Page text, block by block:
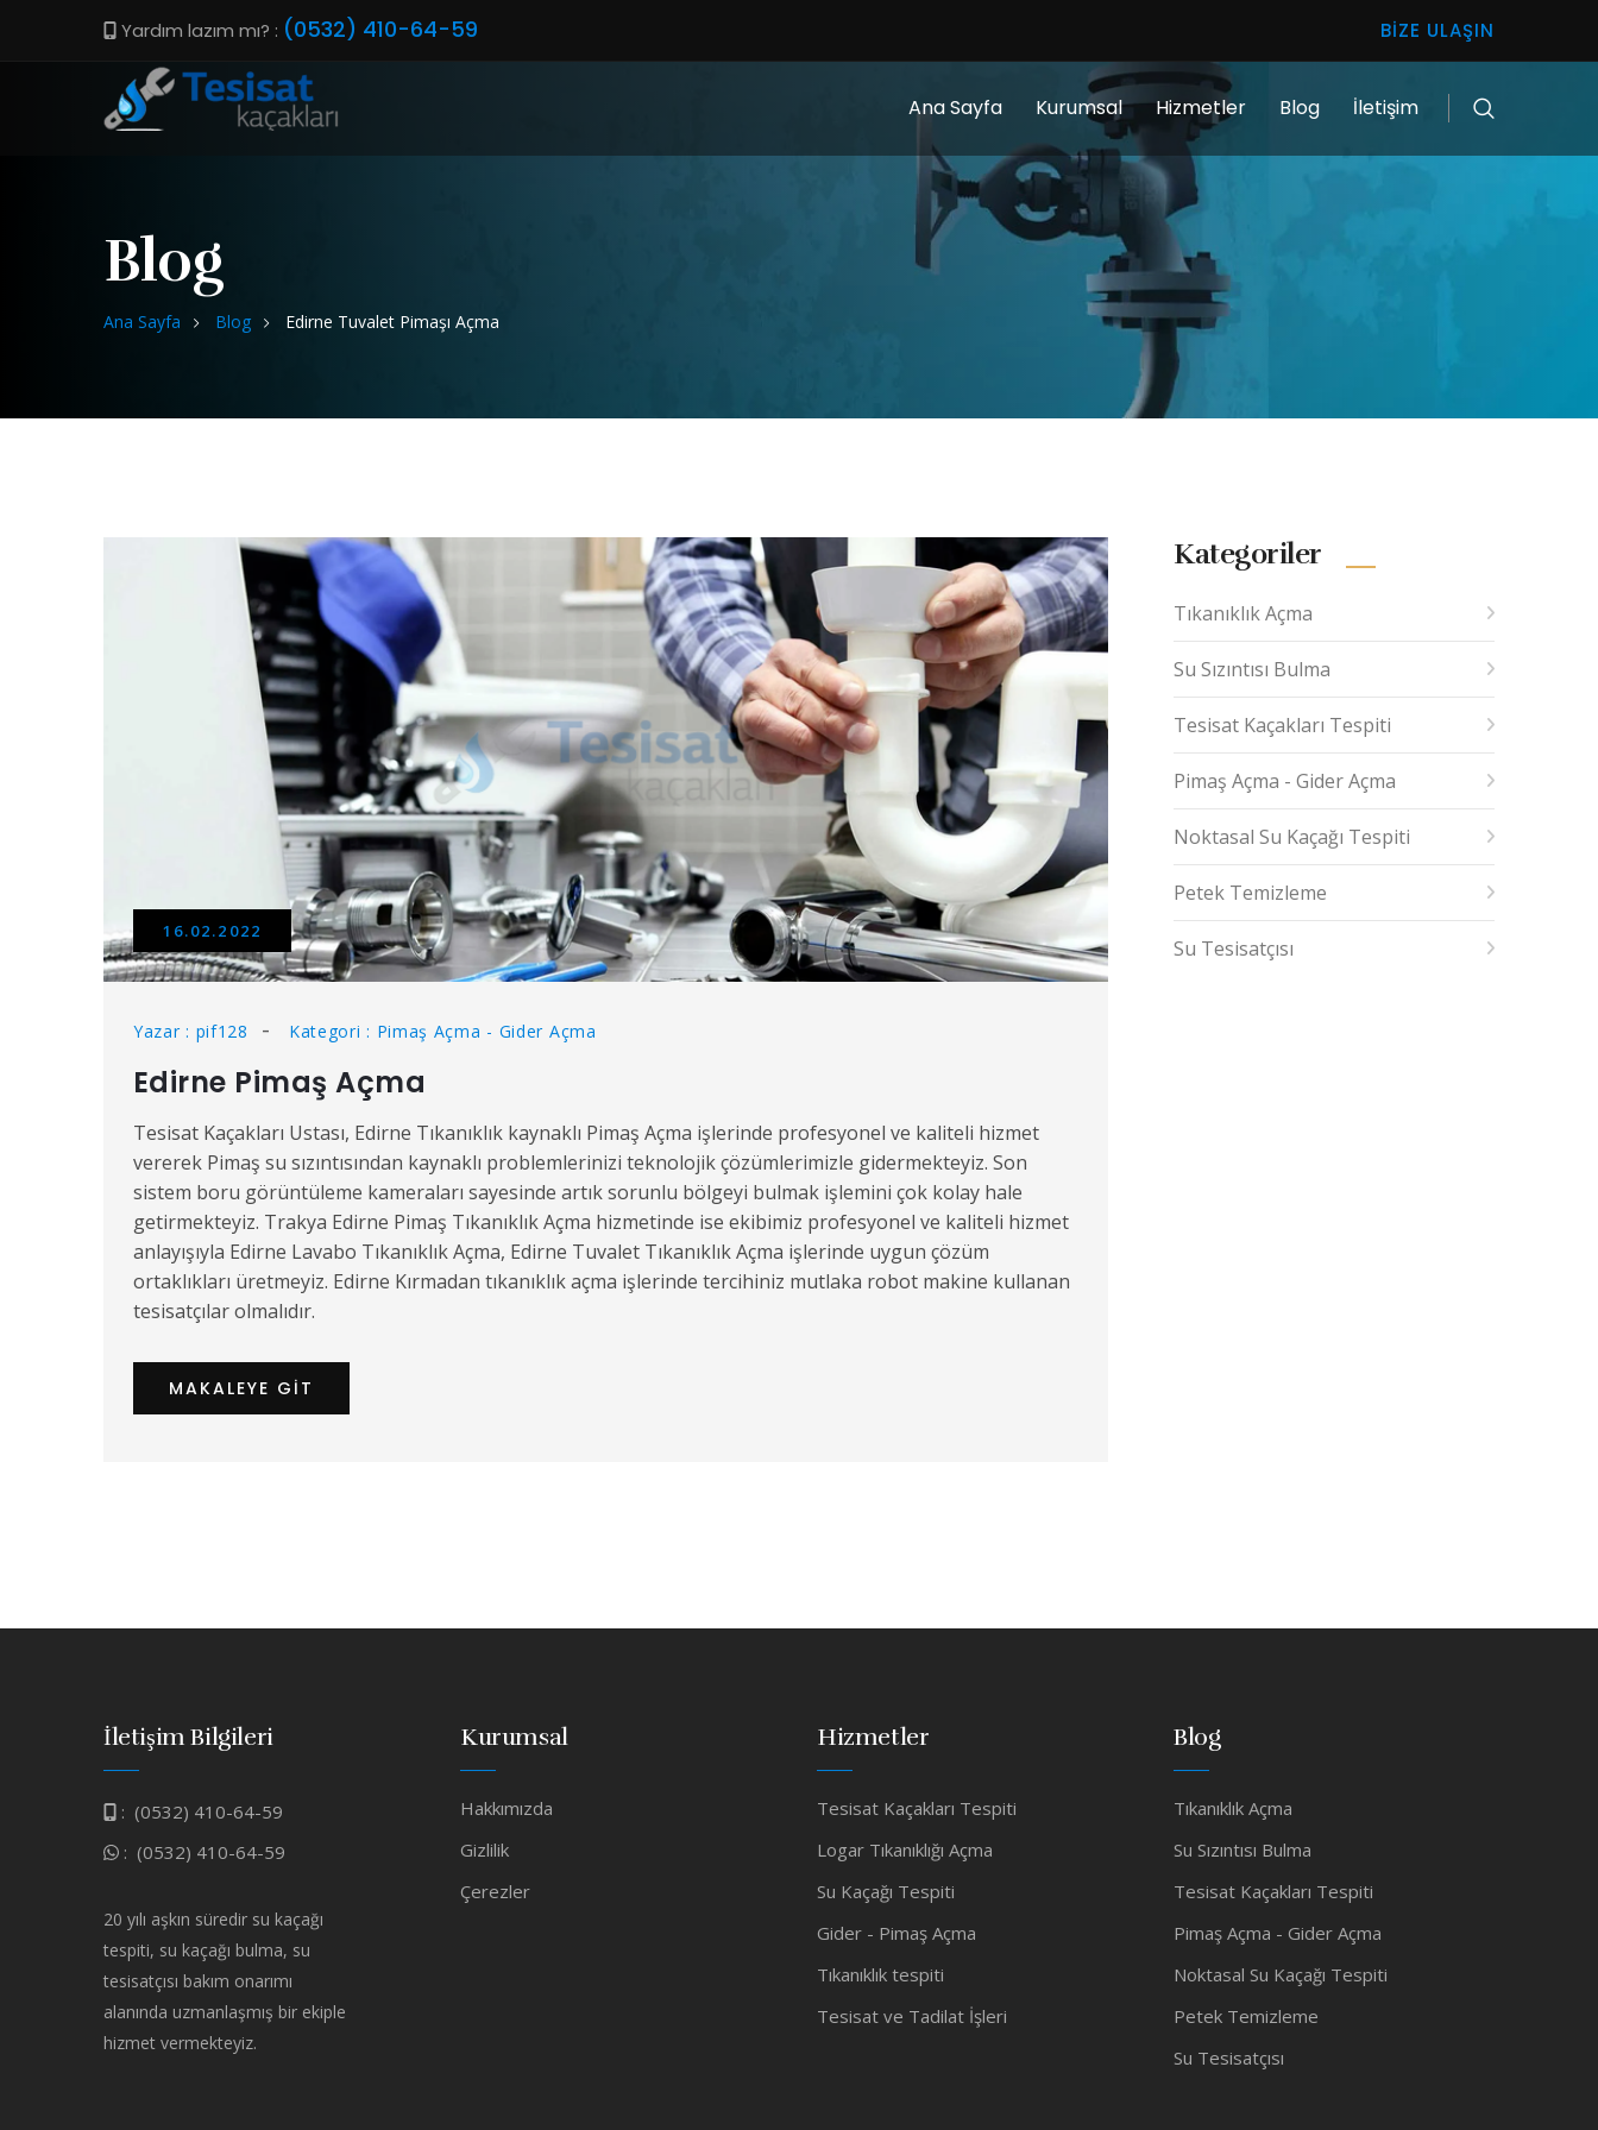
Yardım lazım mı? : (0532) 410-64-59 BIZE ULAŞIN
Ana Sayfa Kurumsal Hizmetler Blog İletişim
Blog
Ana Sayfa Blog Edirne Tuvalet Pimaşı Açma
16.02.2022
Yazar : pif128 Kategori : Pimaş Açma - Gider Açma
Edirne Pimaş Açma
Tesisat Kaçakları Ustası, Edirne Tıkanıklık kaynaklı Pimaş Açma işlerinde profesyonel ve kaliteli hizmet
vererek Pimaş su sızıntısından kaynaklı problemlerinizi teknolojik çözümlerimizle gidermekteyiz. Son
sistem boru görüntüleme kameraları sayesinde artık sorunlu bölgeyi bulmak işlemini çok kolay hale
getirmekteyiz. Trakya Edirne Pimaş Tıkanıklık Açma hizmetinde ise ekibimiz profesyonel ve kaliteli hizmet
anlayışıyla Edirne Lavabo Tıkanıklık Açma, Edirne Tuvalet Tıkanıklık Açma işlerinde uygun çözüm
ortaklıkları üretmeyiz. Edirne Kırmadan tıkanıklık açma işlerinde tercihiniz mutlaka robot makine kullanan
tesisatçılar olmalıdır.
MAKALEYE GIT
Kategoriler
Tıkanıklık Açma
Su Sızıntısı Bulma
Tesisat Kaçakları Tespiti
Pimaş Açma - Gider Açma
Noktasal Su Kaçağı Tespiti
Petek Temizleme
Su Tesisatçısı
İletişim Bilgileri
: (0532) 410-64-59
: (0532) 410-64-59
20 yılı aşkın süredir su kaçağı
tespiti, su kaçağı bulma, su
tesisatçısı bakım onarımı
alanında uzmanlaşmış bir ekiple
hizmet vermekteyiz.
Kurumsal
Hakkımızda
Gizlilik
Çerezler
Hizmetler
Tesisat Kaçakları Tespiti
Logar Tıkanıklığı Açma
Su Kaçağı Tespiti
Gider - Pimaş Açma
Tıkanıklık tespiti
Tesisat ve Tadilat İşleri
Blog
Tıkanıklık Açma
Su Sızıntısı Bulma
Tesisat Kaçakları Tespiti
Pimaş Açma - Gider Açma
Noktasal Su Kaçağı Tespiti
Petek Temizleme
Su Tesisatçısı